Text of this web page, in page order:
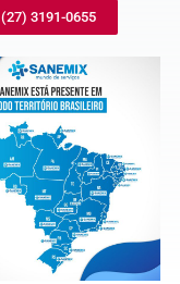
(27) 3191-0655